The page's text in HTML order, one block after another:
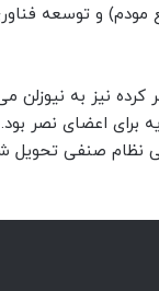
مودم) و توسعه
کرده نیز به
برای اعضای نصر
صنفی تحویل